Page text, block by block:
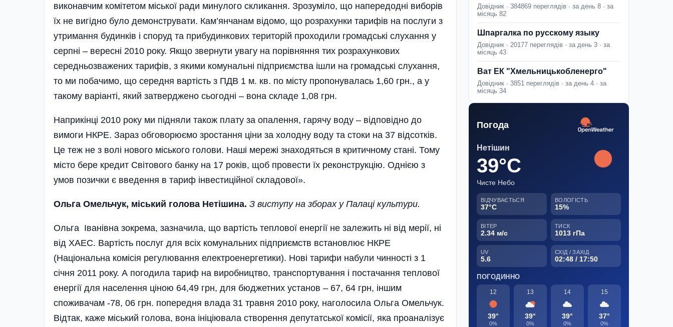
виконавчим комітетом міської ради минулого скликання. Зрозуміло, що напередодні виборів
їх не вигідно було демонструвати. Кам’янчанам відомо, що розрахунки тарифів на послуги з
утримання будинків і споруд та прибудинкових територій проходили громадські слухання у
серпні – вересні 2010 року. Якщо звернути увагу на порівняння тих розрахункових
середньозважених тарифів, з якими комунальні підприємства ішли на громадські слухання,
то ми побачимо, що середня вартість з ПДВ 1 м. кв. по місту пропонувалась 1,60 грн., а у
такому варіанті, який затверджено сьогодні – вона складе 1,08 грн.
Наприкінці 2010 року ми підняли також плату за опалення, гарячу воду – відповідно до
вимоги НКРЕ. Зараз обговорюємо зростання ціни за холодну воду та стоки на 37 відсотків.
Це теж не з волі нового міського голови. Наші мережі знаходяться в критичному стані. Тому
місто бере кредит Світового банку на 17 років, щоб провести їх реконструкцію. Однією з
умов позички є введення в тариф інвестиційної складової».
Ольга Омельчук, міський голова Нетішина. З виступу на зборах у Палаці культури.
Ольга Іванівна зокрема, зазначила, що вартість теплової енергії не залежить ні від мерії, ні
від ХАЕС. Вартість послуг для всіх комунальних під­приємств встановлює НКРЕ
(Національна комісія регулювання електроенергетики). Нові тарифи набули чинності з 1
січня 2011 року. А погодила тариф на виробництво, транспортування і постачання теплової
енергії для населення ціною 64,49 грн, для бюджетних установ – 67, 64 грн, іншим
споживачам -78, 06 грн. попередня влада 31 травня 2010 року, наголосила Ольга Омельчук.
Відтак, каже міський голова, вона ініціювала створення депутатської комісії, яка проаналізує
Довідник · 384869 переглядів · за день 8 · за
місяць 82
Шпаргалка по русскому языку
Довідник · 20177 переглядів · за день 3 · за
місяць 43
Ват ЕК "Хмельницькобленерго"
Довідник · 3851 переглядів · за день 4 · за
місяць 34
Погода
Нетішин
39°C
Чисте Небо
ВІДЧУВАЄТЬСЯ
37°C
ВОЛОГІСТЬ
15%
ВІТЕР
2.34 м/с
ТИСК
1013 гПа
UV
5.6
СХІД / ЗАХІД
02:48 / 17:50
ПОГОДИННО
12
39°
0%
13
39°
0%
14
39°
0%
15
37°
0%